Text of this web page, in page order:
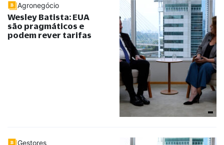
Agronegócio
Wesley Batista: EUA
são pragmáticos e
podem rever tarifas
Gestores